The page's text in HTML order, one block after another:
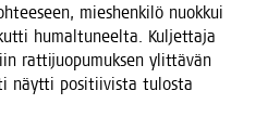
mies­hen­ki­lö nuok­kui
humal­tu­neel­ta. Kul­jet­ta­ja
rat­ti­juo­pu­muk­sen ylit­tä­vän
näyt­ti posi­tii­vis­ta tulos­ta